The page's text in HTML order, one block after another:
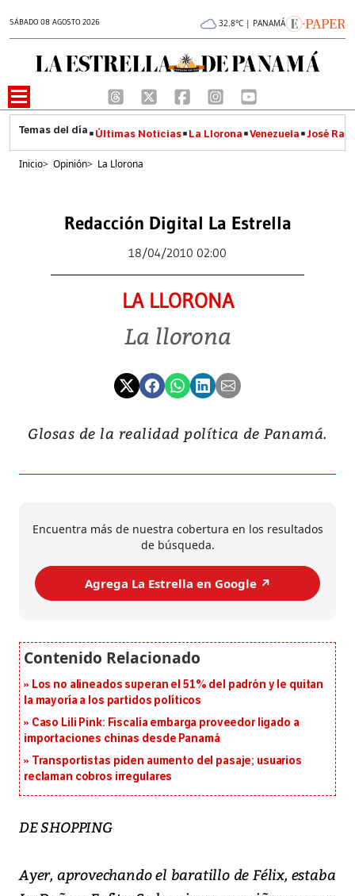
SÁBADO 08 AGOSTO 2026 32.8°C | PANAMÁ
Últimas Noticias La Llorona Venezuela José
Inicio> Opinión> La Llorona
Redacción Digital La Estrella
18/04/2010 02:00
LA LLORONA
La llorona
Glosas de la realidad política de Panamá.
Encuentra más de nuestra cobertura en los resultados
de búsqueda.
Agrega La Estrella en Google ↗️
Los no alineados superan el 51% del padrón y le quitan
la mayoría a los partidos políticos
Caso Lili Pink: Fiscalía embarga proveedor ligado a
importaciones chinas desde Panamá
Transportistas piden aumento del pasaje; usuarios
reclaman cobros irregulares
DE SHOPPING
Ayer, aprovechando el baratillo de Félix, estaba